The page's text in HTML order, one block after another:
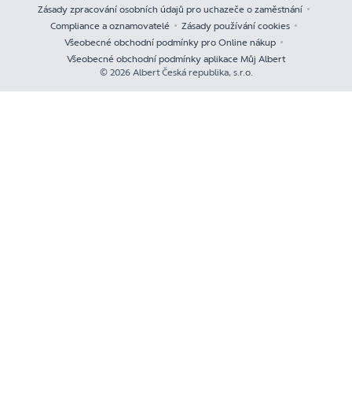
Zásady zpracování osobních údajů pro uchazeče o zaměstnání
Compliance a oznamovatelé
Zásady používání cookies
Všeobecné obchodní podmínky pro Online nákup
Všeobecné obchodní podmínky aplikace Můj Albert
© 2026 Albert Česká republika, s.r.o.